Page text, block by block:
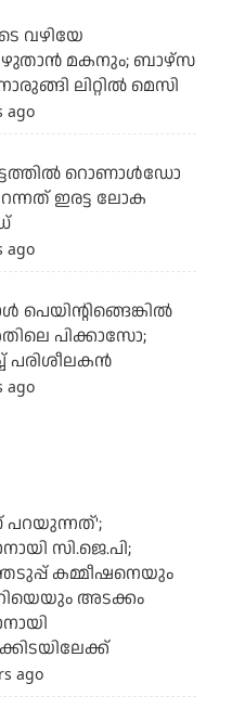
വഴിയേ
മകനും; ബാഴ്‌സ
ലിറ്റില്‍ മെസി
ago
റൊണാള്‍ഡോ
ഇരട്ട ലോക
ago
പിക്കാസോ;
പരിശീലകന്‍
ago
പറയുന്നത്';
സി.ജെ.പി;
കമ്മീഷനെയും
അടക്കം
ago